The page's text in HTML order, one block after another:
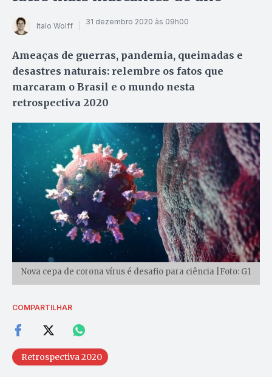
Italo Wolff 31 dezembro 2020 às 09h00
Ameaças de guerras, pandemia, queimadas e
desastres naturais: relembre os fatos que
marcaram o Brasil e o mundo nesta
retrospectiva 2020
Nova cepa de corona vírus é desafio para ciência |Foto: G1
COMPARTILHAR
Retrospectiva 2020